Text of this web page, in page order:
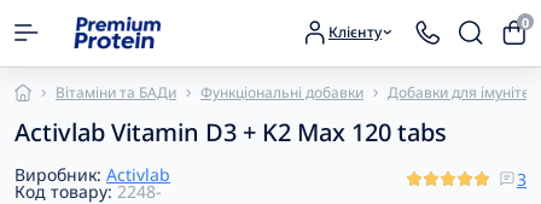
Клієнту 0
Вітаміни та БАДи Функціональні добавки Добавки для
Activlab Vitamin D3 + K2 Max 120 tabs
Виробник: Activlab
Код товару:2248-
3